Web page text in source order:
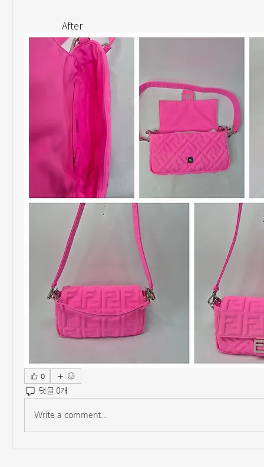
                After
0
댓글 0개
Write a comment...